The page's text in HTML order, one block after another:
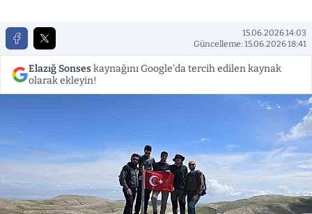
15.06.2026 14:03
Güncelleme: 15.06.2026 18:41
Elazığ Sonseskaynağını Google'da tercih edilen kaynak
olarak ekleyin!